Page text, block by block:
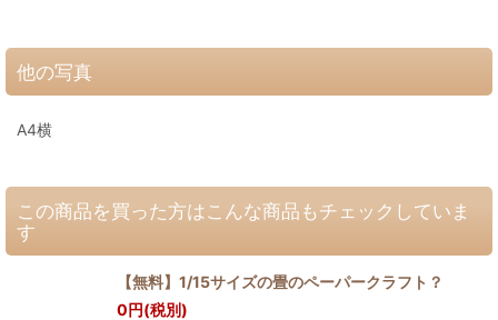
他の写真
A4横
この商品を買った方はこんな商品もチェックしていま
す
【無料】1/15サイズの畳のペーパークラフト？
0円(税別)